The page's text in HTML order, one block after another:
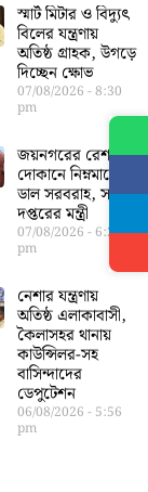
স্মার্ট মিটার ও বিদ্যুৎ
বিলের যন্ত্রণায়
অতিষ্ঠ গ্রাহক, উগড়ে
দিচ্ছেন ক্ষোভ
07/08/2026 8:30
pm
জয়নগরের রেশন
দোকানে নিম্নমানের
ডাল সরবরাহ, সরব
দপ্তরের মন্ত্রী
07/08/2026 6:23
pm
নেশার যন্ত্রণায়
অতিষ্ঠ এলাকাবাসী,
কৈলাসহর থানায়
কাউন্সিলর-সহ
বাসিন্দাদের
ডেপুটেশন
06/08/2026 5:56
pm